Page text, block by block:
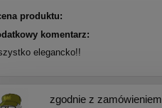
produktu:
komentarz:
elegancko!!
zgodnie z zamówieniem